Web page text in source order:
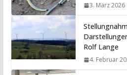
3. März 2026
Rolf Lange
4. Februar